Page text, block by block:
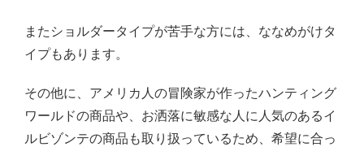
またショルダータイプが苦手な方には、ななめがけタ
イプもあります。
その他に、アメリカ人の冒険家が作ったハンティング
ワールドの商品や、お洒落に敏感な人に人気のあるイ
ルビゾンテの商品も取り扱っているため、希望に合っ